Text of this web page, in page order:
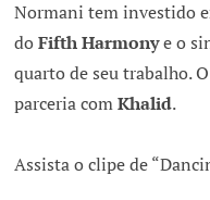
Normani tem investido
doFifth Harmonye o
quarto de seu trabalho.
parceria comKhalid.
Assista o clipe de